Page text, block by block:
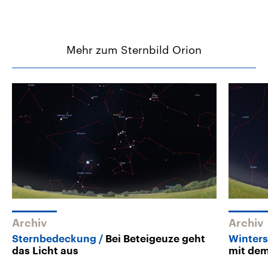
Mehr zum Sternbild Orion
Archiv
Sternbedeckung
Bei Beteigeuze geht
das Licht aus
Archiv
mit